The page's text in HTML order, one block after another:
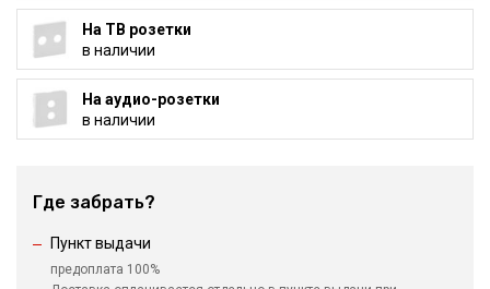
На ТВ розетки
в наличии
На аудио-розетки
в наличии
Где забрать?
Пункт выдачи
предоплата 100%